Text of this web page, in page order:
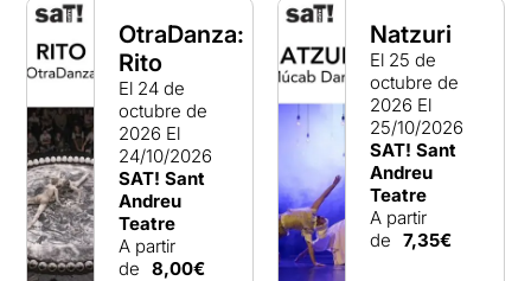
OtraDanza:
Rito
El 24 de
octubre de
2026 El
24/10/2026
SAT! Sant
Andreu
Teatre
A partir
de 8,00€
Natzuri
El 25 de
octubre de
2026 El
25/10/2026
SAT! Sant
Andreu
Teatre
A partir
de 7,35€